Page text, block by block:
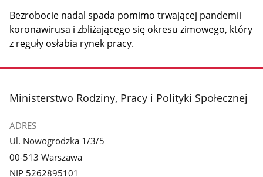
Bezrobocie nadal spada pomimo trwającej pandemii
koronawirusa i zbliżającego się okresu zimowego, który
z reguły osłabia rynek pracy.
stopka
Ministerstwo Rodziny, Pracy i Polityki Społecznej
ADRES
Ul. Nowogrodzka 1/3/5
00-513 Warszawa
NIP 5262895101